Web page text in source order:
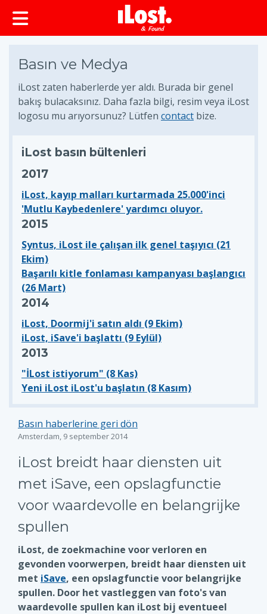
Basın ve Medya
iLost zaten haberlerde yer aldı. Burada bir genel
bakış bulacaksınız. Daha fazla bilgi, resim veya iLost
logosu mu arıyorsunuz? Lütfen contact bize.
iLost basın bültenleri
2017
iLost, kayıp malları kurtarmada 25.000'inci
'Mutlu Kaybedenlere' yardımcı oluyor.
2015
Syntus, iLost ile çalışan ilk genel taşıyıcı (21
Ekim)
Başarılı kitle fonlaması kampanyası başlangıcı
(26 Mart)
2014
iLost, Doormij'i satın aldı (9 Ekim)
iLost, iSave'i başlattı (9 Eylül)
2013
"İLost istiyorum" (8 Kas)
Yeni iLost iLost'u başlatın (8 Kasım)
Basın haberlerine geri dön
Amsterdam, 9 september 2014
iLost breidt haar diensten uit
met iSave, een opslagfunctie
voor waardevolle en belangrijke
spullen
iLost, de zoekmachine voor verloren en
gevonden voorwerpen, breidt haar diensten uit
met iSave, een opslagfunctie voor belangrijke
spullen. Door het vastleggen van foto's van
waardevolle spullen kan iLost bij eventueel